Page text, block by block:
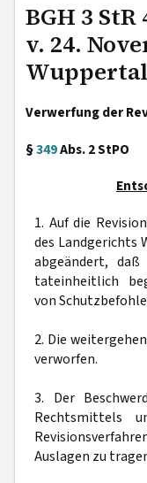
BGH 3
v. 24.
Verwerfung der
§349Abs. 2 StPO
1. Auf die
des Landgerichts
abgeändert,
tateinheitlich
von
2. Die
verworfen.
3. Der
Rechtsmittels
Auslagen zu